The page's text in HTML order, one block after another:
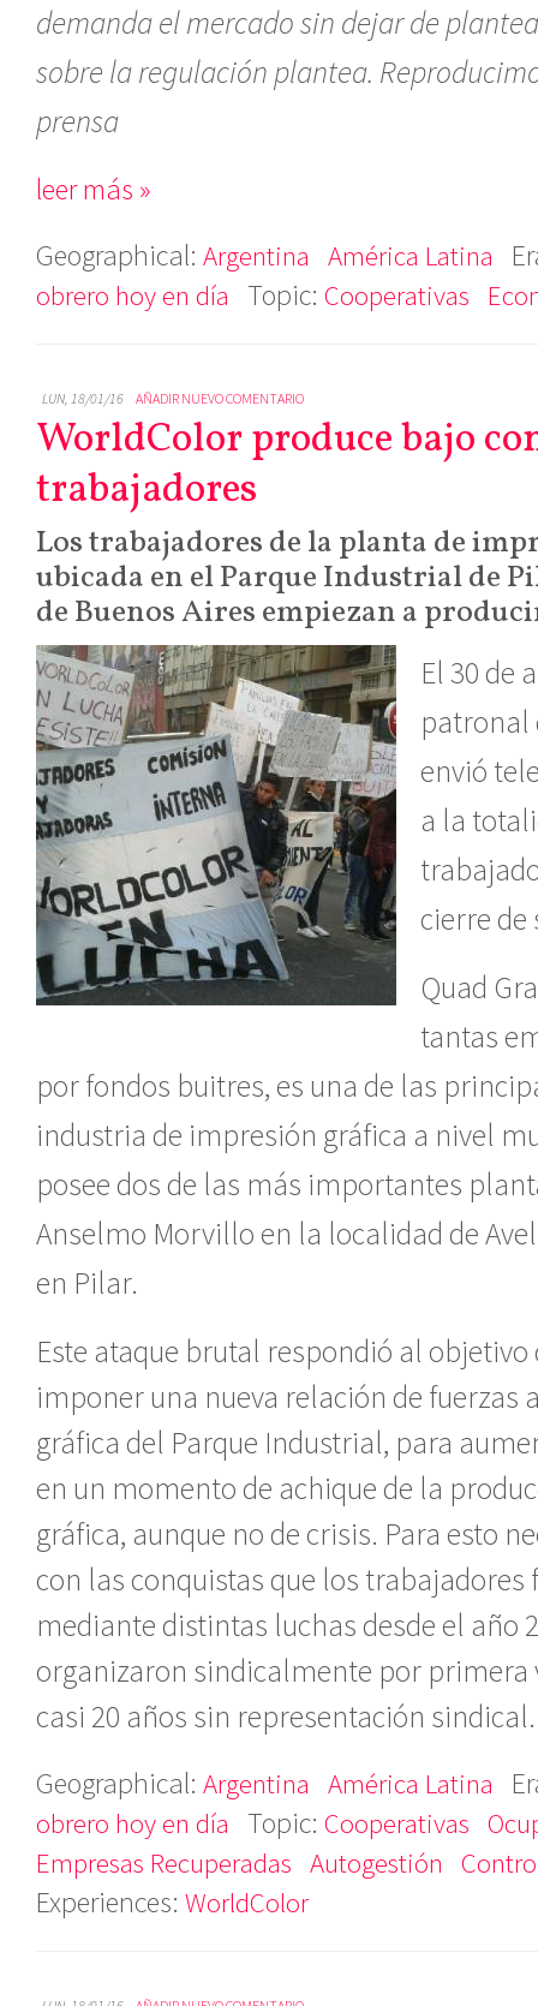
demanda el mercado sin dejar de
sobre la regulación plantea.
prensa
leer más »
Geographical: Argentina América Latina
obrero hoy en día Topic: Cooperativas
LUN, 18/01/16 AÑADIR NUEVO COMENTARIO
WorldColor produce bajo
trabajadores
Los trabajadores de la planta de
ubicada en el Parque Industrial de
de Buenos Aires empiezan a
El 30 de
patronal
envió
a la
cierre de
Quad
tantas
por fondos buitres, es una de las
industria de impresión gráfica a nivel
posee dos de las más importantes
Anselmo Morvillo en la localidad de
en Pilar.
Este ataque brutal respondió al
imponer una nueva relación de fuerzas
gráfica del Parque Industrial, para
en un momento de achique de la
gráfica, aunque no de crisis. Para esto
con las conquistas que los trabajadores
mediante distintas luchas desde el año
organizaron sindicalmente por primera
casi 20 años sin representación
Geographical: Argentina América Latina
obrero hoy en día Topic: Cooperativas
Empresas Recuperadas Autogestión
Experiences: WorldColor